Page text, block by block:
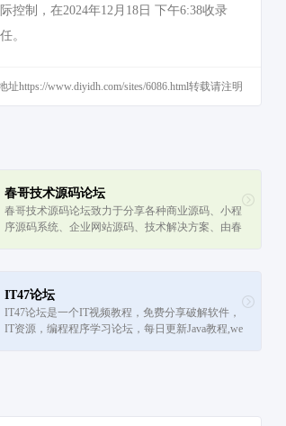
制，在2024年12月18日 下午6:38收录
。
址https://www.diyidh.com/sites/6086.html转载请注明
春哥技术源码论坛
春哥技术源码论坛致力于分享各种商业源码、小程
序源码系统、企业网站源码、技术解决方案、由春
IT47论坛
IT47论坛是一个IT视频教程，免费分享破解软件，
IT资源，编程程序学习论坛，每日更新Java教程,we